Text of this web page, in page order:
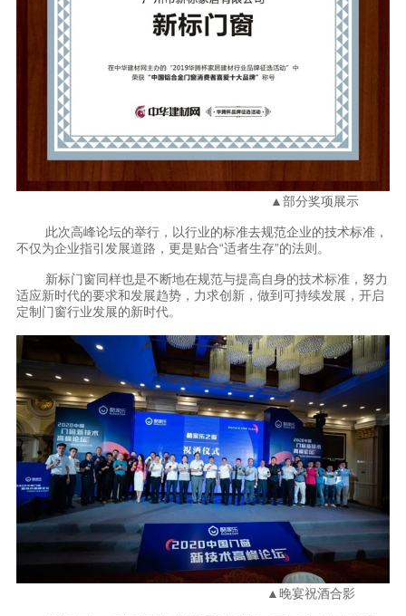
▲部分奖项展示
此次高峰论坛的举行，以行业的标准去规范企业的技术标准，
不仅为企业指引发展道路，更是贴合“适者生存”的法则。
新标门窗同样也是不断地在规范与提高自身的技术标准，努力
适应新时代的要求和发展趋势，力求创新，做到可持续发展，开启
定制门窗行业发展的新时代。
▲晚宴祝酒合影